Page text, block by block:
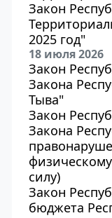
Закон
2025 год"
18 июля 2026
Закон
Закона
Тыва"
Закон
Закона
силу)
Закон
бюджета